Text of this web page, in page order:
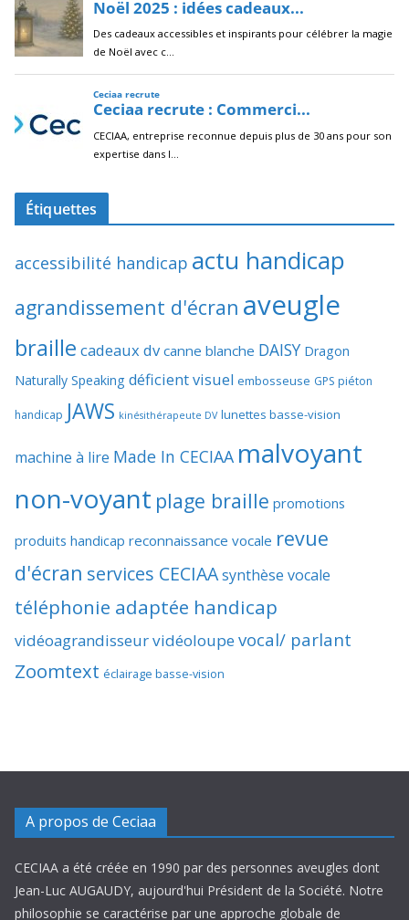
Étiquettes
accessibilité handicap actu handicap
agrandissement d'écran aveugle
braille cadeaux dv canne blanche DAISY Dragon
Naturally Speaking déficient visuel embosseuse GPS piéton
handicap JAWS kinésithérapeute DV lunettes basse-vision
machine à lire Made In CECIAA malvoyant
non-voyant plage braille promotions
produits handicap reconnaissance vocale revue
d'écran services CECIAAsynthèse vocale
téléphonie adaptée handicap
vidéoagrandisseurvidéoloupevocal/ parlant
Zoomtext éclairage basse-vision
A propos de Ceciaa
CECIAA a été créée en 1990 par des personnes aveugles dont
Jean-Luc AUGAUDY, aujourd'hui Président de la Société. Notre
philosophie se caractérise par une approche globale de